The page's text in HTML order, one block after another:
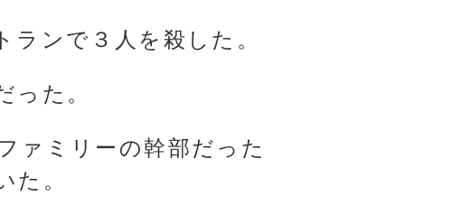
ンで３人を殺した。
た。
ァミリーの幹部だった
。